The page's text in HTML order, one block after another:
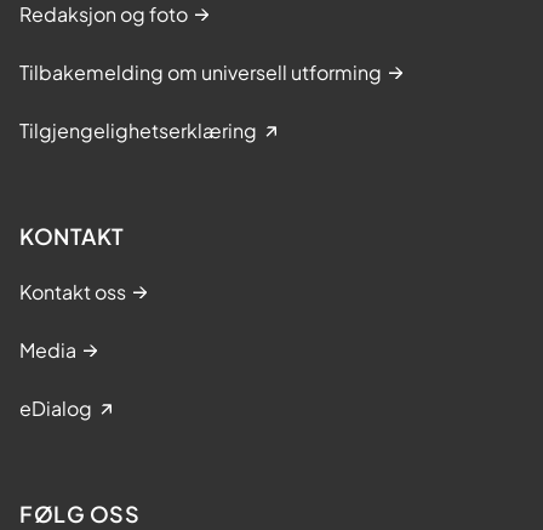
Redaksjon og foto
Tilbakemelding om universell utforming
Tilgjengelighetserklæring
KONTAKT
Kontakt oss
Media
eDialog
FØLG OSS